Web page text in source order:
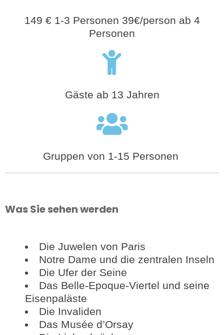
149 € 1-3 Personen 39€/person ab 4
Personen
Gäste ab 13 Jahren
Gruppen von 1-15 Personen
Was Sie sehen werden
Die Juwelen von Paris
Notre Dame und die zentralen Inseln
Die Ufer der Seine
Das Belle-Epoque-Viertel und seine
Eisenpaläste
Die Invaliden
Das Musée d’Orsay